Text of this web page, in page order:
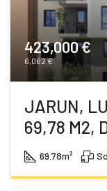
423,000 €
6,062 €
JARUN,
69,78 M2,
69.78m²